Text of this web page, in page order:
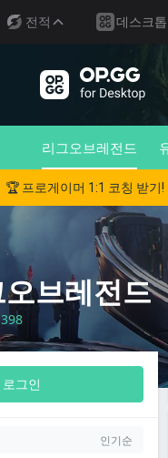
전적 데스크톱
리그오브레전드
🏆 프로게이머 1:1 코칭 받기!
브레전드
로그인
인기순